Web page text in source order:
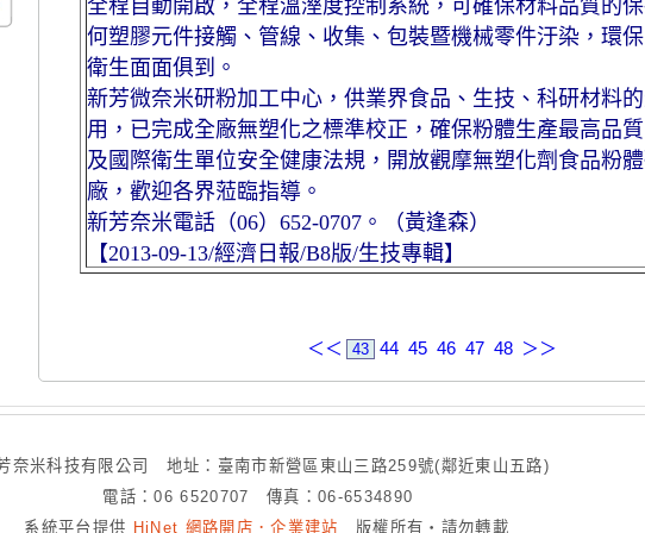
全程自動開啟，全程溫溼度控制系統，可確保材料品質的
何塑膠元件接觸、管線、收集、包裝暨機械零件汙染，環
衛生面面俱到。
新芳微奈米研粉加工中心，供業界食品、生技、科研材料
用，已完成全廠無塑化之標準校正，確保粉體生產最高品
及國際衛生單位安全健康法規，開放觀摩無塑化劑食品粉
廠，歡迎各界蒞臨指導。
新芳奈米電話（06）652-0707。（黃逢森）
【2013-09-13/經濟日報/B8版/生技專輯】
＜＜ 43 44 45 46 47 48 ＞＞
奈米科技有限公司 地址：臺南市新營區東山三路259號(鄰近東山五路)
電話：06 6520707 傳真：06-6534890
系統平台提供 HiNet 網路開店．企業建站 版權所有‧請勿轉載